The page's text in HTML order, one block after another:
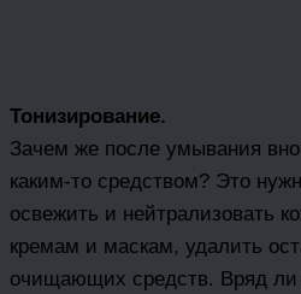
Тонизирование.
Зачем же после умывания
каким-то средством? Это
освежить и нейтрализовать
кремам и маскам, удалить
очищающих средств. Вряд ли